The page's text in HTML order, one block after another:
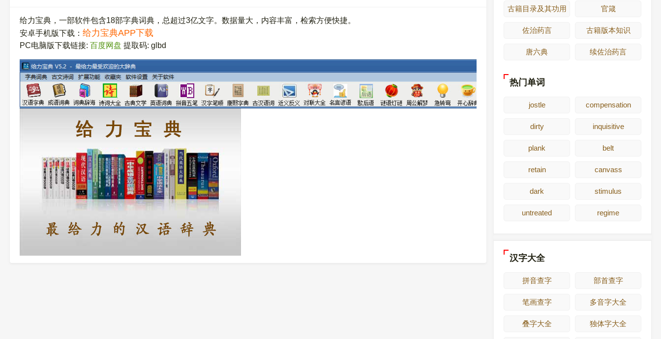
给力宝典，一部软件包含18部字典词典，总超过3亿文字。数据量大，内容丰富，检索方便快捷。
安卓手机版下载： 给力宝典APP下载
PC电脑版下载链接: 百度网盘 提取码: glbd
古籍目录及其功用 官箴
佐治药言 古籍版本知识
唐六典 续佐治药言
热门单词
jostle compensation
dirty inquisitive
plank belt
retain canvass
dark stimulus
untreated regime
汉字大全
拼音查字 部首查字
笔画查字 多音字大全
叠字大全 独体字大全